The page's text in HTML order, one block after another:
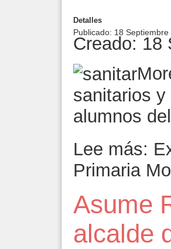
Detalles
Publicado: 18 Septiembre
Creado: 18
sanitarios
alumnos
Lee más:
Primaria
Asume
alcalde